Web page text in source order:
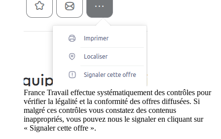
France Travail effectue systématiquement des contrôles pour
vérifier la légalité et la conformité des offres diffusées. Si
malgré ces contrôles vous constatez des contenus
inappropriés, vous pouvez nous le signaler en cliquant sur
« Signaler cette offre ».